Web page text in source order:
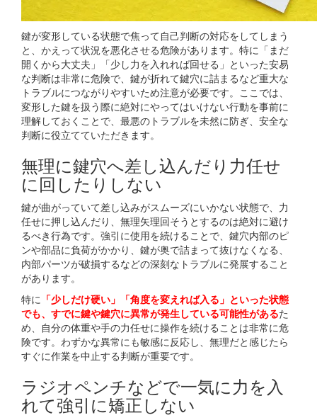
鍵が変形している状態で焦って自己判断の対応をしてしまう
と、かえって状況を悪化させる危険があります。特に「まだ
開くから大丈夫」「少し力を入れれば回せる」といった安易
な判断は非常に危険で、鍵が折れて鍵穴に詰まるなど重大な
トラブルにつながりやすいため注意が必要です。ここでは、
変形した鍵を扱う際に絶対にやってはいけない行動を事前に
理解しておくことで、最悪のトラブルを未然に防ぎ、安全な
判断に役立てていただきます。
無理に鍵穴へ差し込んだり力任せ
に回したりしない
鍵が曲がっていて差し込みがスムーズにいかない状態で、力
任せに押し込んだり、無理矢理回そうとするのは絶対に避け
るべき行為です。強引に使用を続けることで、鍵穴内部のピ
ンや部品に負荷がかかり、鍵が奥で詰まって抜けなくなる、
内部パーツが破損するなどの深刻なトラブルに発展すること
があります。
特に 「少しだけ硬い」「角度を変えれば入る」といった状態
でも、すでに鍵や鍵穴に異常が発生している可能性があるた
め、自分の体重や手の力任せに操作を続けることは非常に危
険です。わずかな異常にも敏感に反応し、無理だと感じたら
すぐに作業を中止する判断が重要です。
ラジオペンチなどで一気に力を入
れて強引に矯正しない